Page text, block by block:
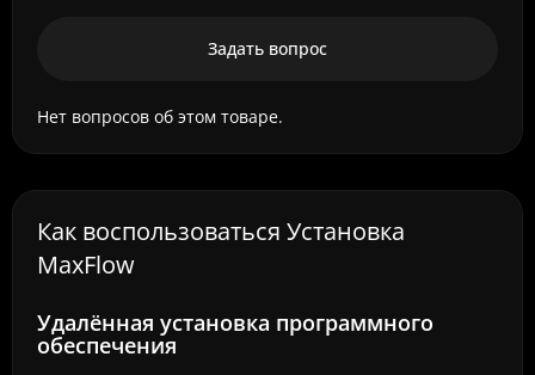
Задать вопрос
Нет вопросов об этом товаре.
Как воспользоваться Установка
MaxFlow
Удалённая установка программного
обеспечения